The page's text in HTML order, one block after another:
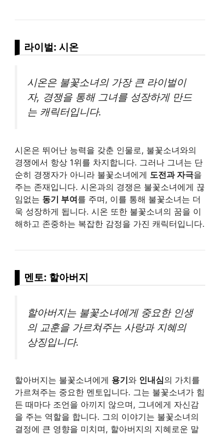
라이벌: 시온
시온은 불꽃소녀의 가장 큰 라이벌이
자, 경쟁을 통해 그녀를 성장하게 만드
는 캐릭터입니다.
시온은 뛰어난 능력을 갖춘 인물로, 불꽃소녀와의
경쟁에서 항상 1위를 차지합니다. 그러나 그녀는 단
순히 경쟁자가 아니라 불꽃소녀에게 도전과 자극을
주는 존재입니다. 시온과의 경쟁은 불꽃소녀에게 끊
임없는 동기 부여를 주며, 이를 통해 불꽃소녀는 더
욱 성장하게 됩니다. 시온 또한 불꽃소녀의 꿈을 이
해하고 존중하는 복잡한 감정을 가진 캐릭터입니다.
멘토: 할아버지
할아버지는 불꽃소녀에게 중요한 인생
의 교훈을 가르쳐주는 사랑과 지혜의
상징입니다.
할아버지는 불꽃소녀에게 용기 와 인내심의 가치를
가르쳐주는 중요한 멘토입니다. 그는 불꽃소녀가 힘
든 때마다 조언을 아끼지 않으며, 그녀에게 자신감
을 주는 역할을 합니다. 그의 이야기는 불꽃소녀의
결정에 큰 영향을 미치며, 할아버지의 지혜로운 말